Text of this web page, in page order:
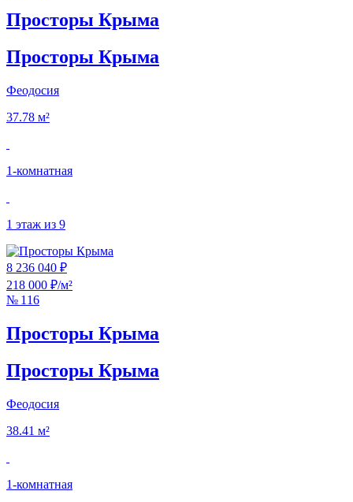
Просторы Крыма
Просторы Крыма
Феодосия
37.78 м²
1‑комнатная
1 этаж из 9
8 236 040 ₽
218 000 ₽/м²
№ 116
Просторы Крыма
Просторы Крыма
Феодосия
38.41 м²
1‑комнатная